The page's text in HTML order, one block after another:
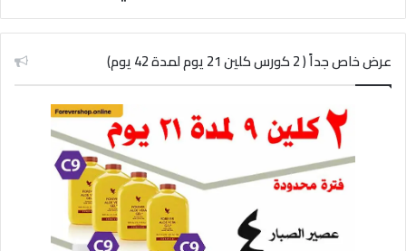
عرض خاص جداً ( 2 كورس كلين 21 يوم لمدة 42 يوم)